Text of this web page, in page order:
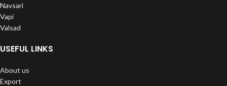
Navsari
Vapi
Valsad
USEFUL LINKS
About us
Export